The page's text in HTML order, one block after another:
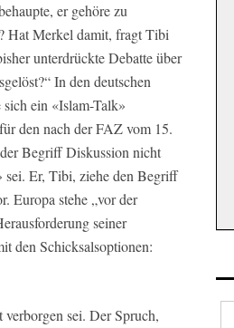
er gehöre zu
Hat Merkel damit, fragt Tibi
unterdrückte Debatte über
In den deutschen
ein «Islam-Talk»
den nach der FAZ vom 15.
Begriff Diskussion nicht
sei. Er, Tibi, ziehe den Begriff
Europa stehe „vor der
seiner
den Schicksalsoptionen:
sei. Der Spruch,